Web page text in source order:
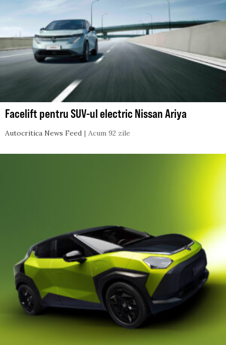
Facelift pentru SUV-ul electric Nissan Ariya
Autocritica News Feed Acum 92 zile